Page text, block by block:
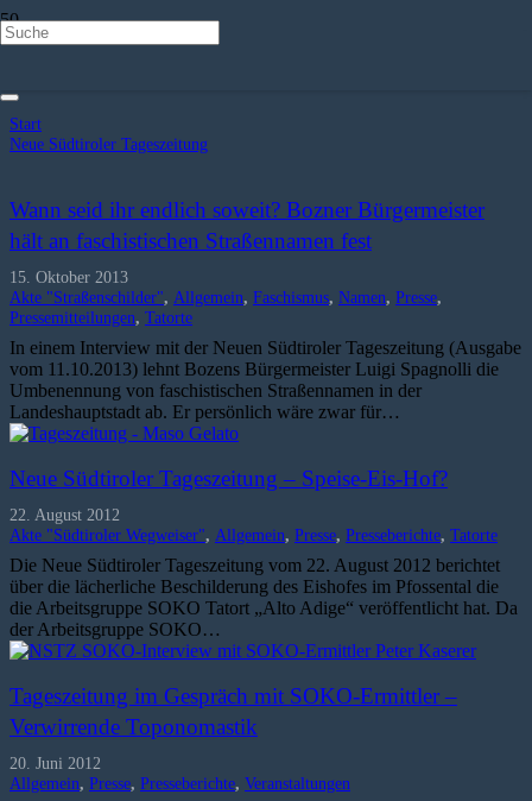
Start
Neue Südtiroler Tageszeitung
Wann seid ihr endlich soweit? Bozner Bürgermeister
hält an faschistischen Straßennamen fest
15. Oktober 2013
Akte "Straßenschilder", Allgemein, Faschismus, Namen, Presse,
Pressemitteilungen, Tatorte
In einem Interview mit der Neuen Südtiroler Tageszeitung (Ausgabe
vom 11.10.2013) lehnt Bozens Bürgermeister Luigi Spagnolli die
Umbenennung von faschistischen Straßennamen in der
Landeshauptstadt ab. Er persönlich wäre zwar für…
Neue Südtiroler Tageszeitung – Speise-Eis-Hof?
22. August 2012
Akte "Südtiroler Wegweiser", Allgemein, Presse, Presseberichte, Tatorte
Die Neue Südtiroler Tageszeitung vom 22. August 2012 berichtet
über die lächerliche Beschilderung des Eishofes im Pfossental die
die Arbeitsgruppe SOKO Tatort „Alto Adige“ veröffentlicht hat. Da
der Arbeitsgruppe SOKO…
Tageszeitung im Gespräch mit SOKO-Ermittler –
Verwirrende Toponomastik
20. Juni 2012
Allgemein, Presse, Presseberichte, Veranstaltungen